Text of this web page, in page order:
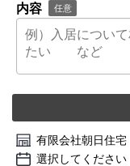
内容 任意
有限会社朝日住
選択してください